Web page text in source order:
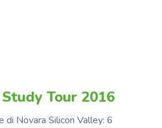
Tour 2016
di Novara Silicon Valley: 6